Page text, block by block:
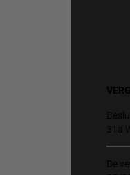
31a
De